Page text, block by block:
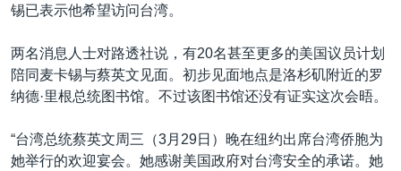
锡已表示他希望访问台湾。
两名消息人士对路透社说，有20名甚至更多的美国议员计划
陪同麦卡锡与蔡英文见面。初步见面地点是洛杉矶附近的罗
纳德·里根总统图书馆。不过该图书馆还没有证实这次会晤。
“台湾总统蔡英文周三（3月29日）晚在纽约出席台湾侨胞为
她举行的欢迎宴会。她感谢美国政府对台湾安全的承诺。她